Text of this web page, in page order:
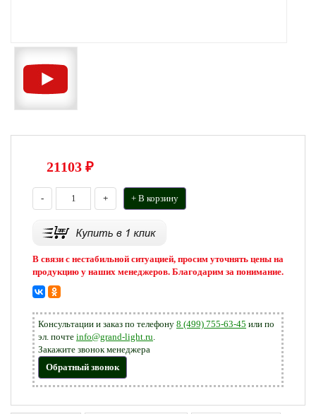
21103 ₽
- + + В корзину
В связи с нестабильной ситуацией, просим уточнять цены на
продукцию у наших менеджеров. Благодарим за понимание.
Консультации и заказ по телефону 8 (499) 755-63-45 или по
эл. почте info@grand-light.ru.
Закажите звонок менеджера
Обратный звонок